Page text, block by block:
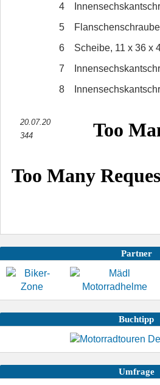
4
5
6
Scheibe, 11 x 36 x
7
8
20.07.20
344
Partner
Buchtipp
Umfrage